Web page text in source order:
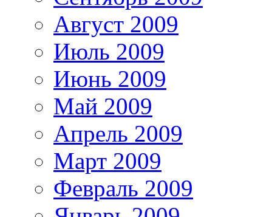
Август 2009
Июль 2009
Июнь 2009
Май 2009
Апрель 2009
Март 2009
Февраль 2009